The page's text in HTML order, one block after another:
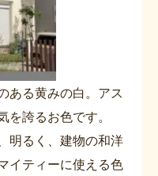
ある黄みの白。アス
誇るお色です。
明るく、建物の和洋
イティーに使える色